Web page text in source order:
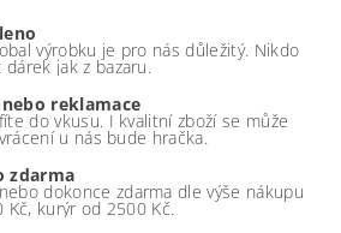
výrobku je pro nás důležitý. Nikdo
jak z bazaru.
reklamace
do vkusu. I kvalitní zboží se může
u nás bude hračka.
zdarma
dokonce zdarma dle výše nákupu
kurýr od 2500 Kč.